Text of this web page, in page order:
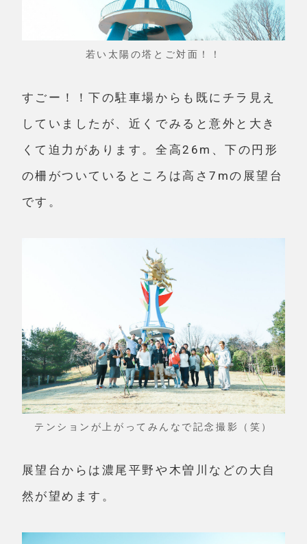
若い太陽の塔とご対面！！
すごー！！下の駐車場からも既にチラ見え
していましたが、近くでみると意外と大き
くて迫力があります。全高26m、下の円形
の柵がついているところは高さ7mの展望台
です。
テンションが上がってみんなで記念撮影（笑）
展望台からは濃尾平野や木曽川などの大自
然が望めます。